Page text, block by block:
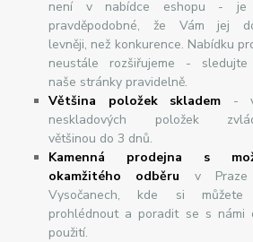
není v nabídce eshopu - je
pravděpodobné, že Vám jej
levněji, než konkurence. Nabídku
neustále rozšiřujeme -
naše stránky pravidelně.
Většina položek skladem -
neskladových položek
většinou do 3 dnů.
Kamenná prodejna s
okamžitého odběru v
Vysočanech, kde si můžete
prohlédnout a poradit se s námi
použití.